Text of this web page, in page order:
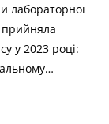
лабораторної
у 2023 році: